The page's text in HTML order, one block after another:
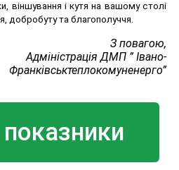
віншування і кутя на вашому столі
стануть символом здоров׳я, добробуту та благополуччя.
З повагою,
Адміністрація ДМП ” Івано-
Франківськтеплокомуненерго”